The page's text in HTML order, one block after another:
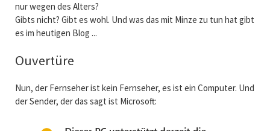
nur wegen des Alters?
Gibts nicht? Gibt es wohl. Und was das mit Minze zu tun hat gibt
es im heutigen Blog ...
Ouvertüre
Nun, der Fernseher ist kein Fernseher, es ist ein Computer. Und
der Sender, der das sagt ist Microsoft: